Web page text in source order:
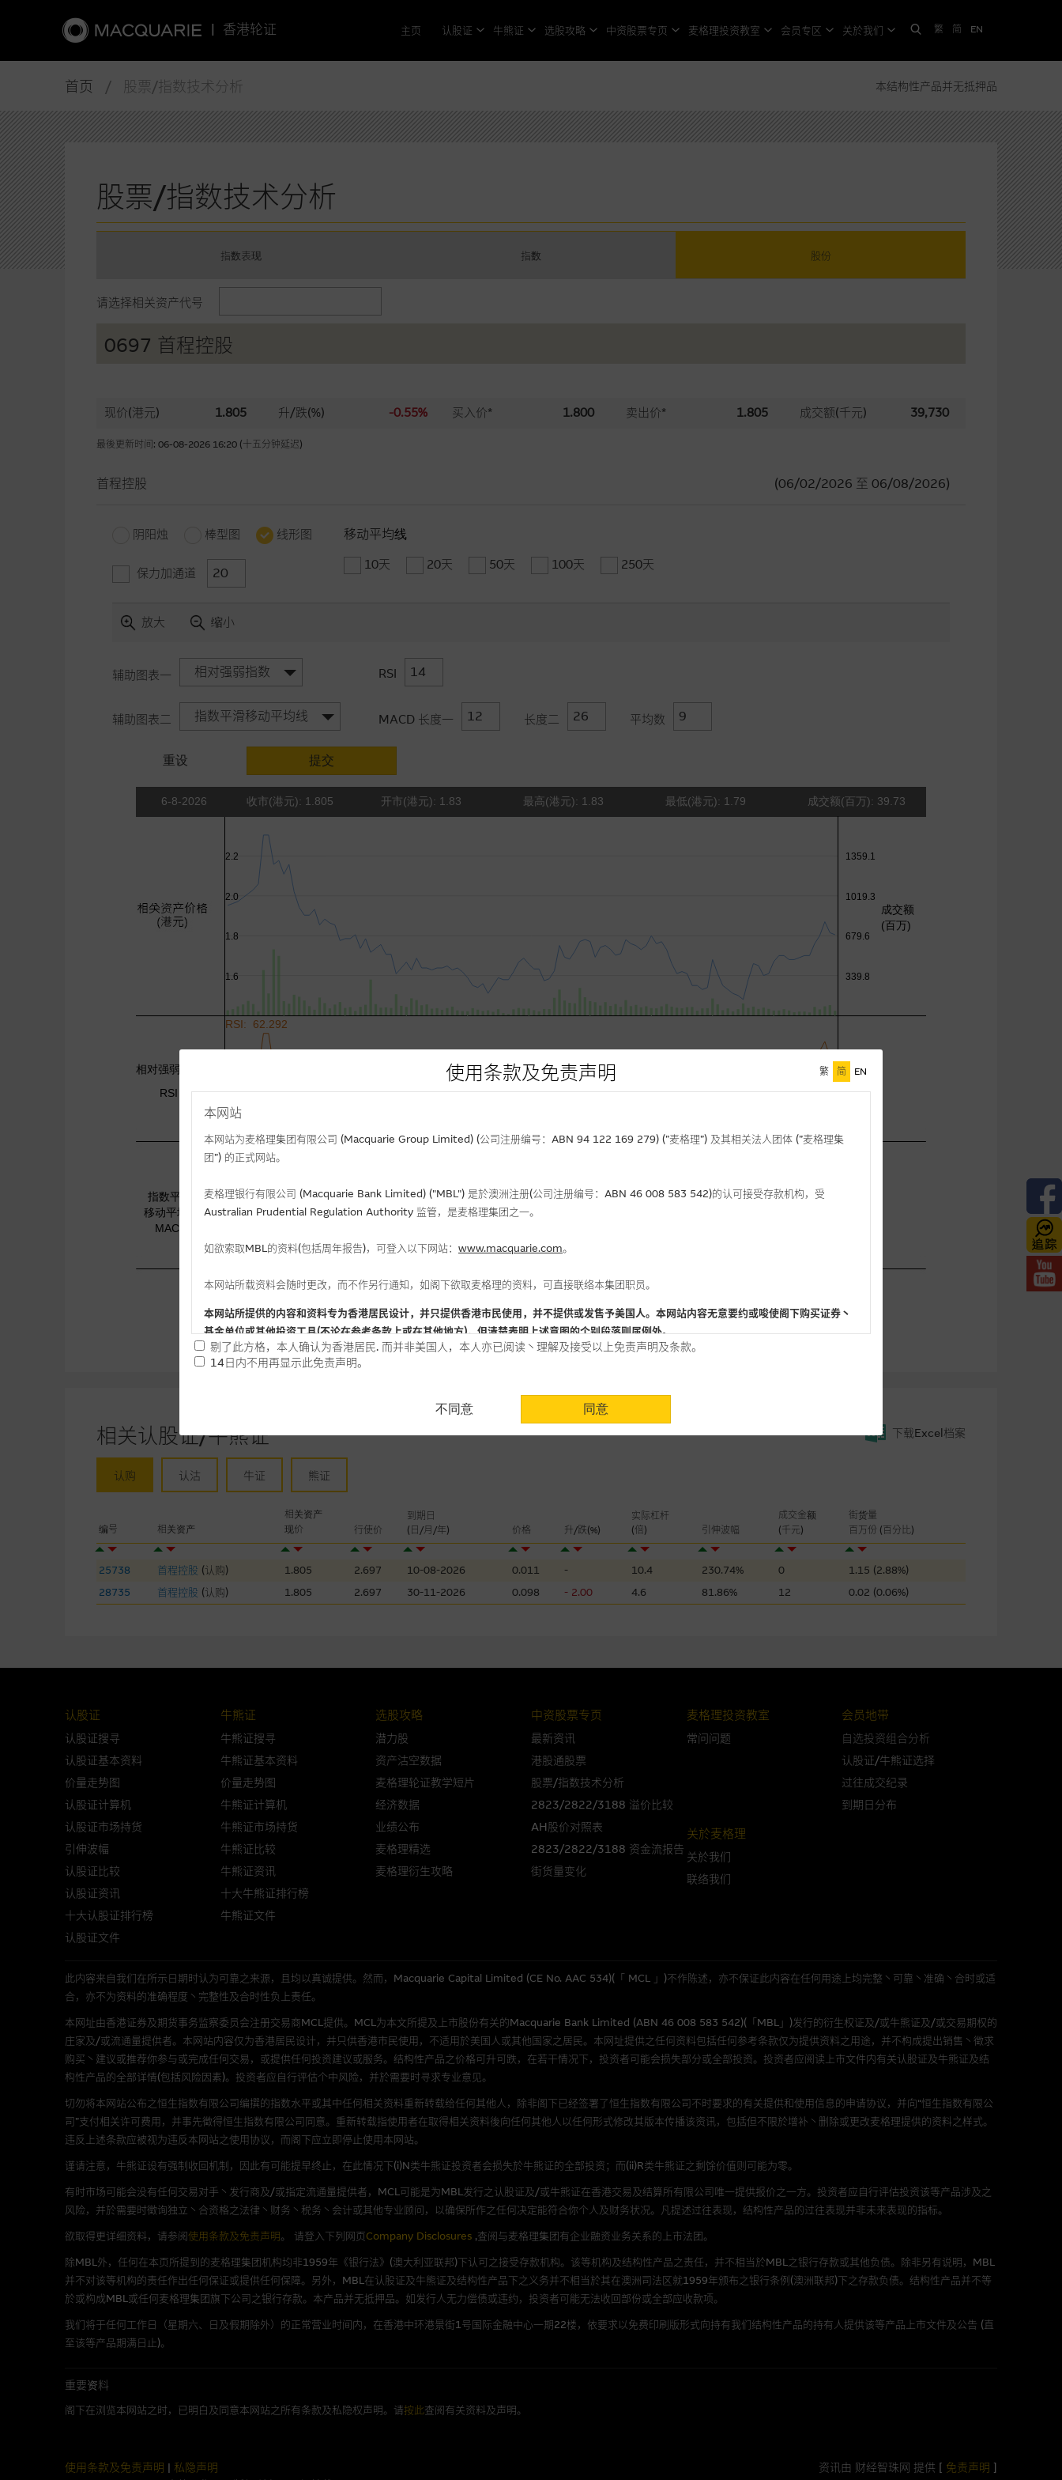
| 香港轮证 主页 认股证 牛熊证 选股攻略 中资股票专页 麦格理投资教室 会员专区 关於我们 繁 简 EN
首页 / 股票/指数技术分析 本结构性产品并无抵押品
股票/指数技术分析
指数表现 指数 股份
请选择相关资产代号
0697 首程控股
现价(港元) 1.805 升/跌(%) -0.55% 买入价* 1.800 卖出价* 1.805 成交额(千元) 39,730
最後更新时间: 06-08-2026 16:20 (十五分钟延迟)
首程控股 (06/02/2026 至 06/08/2026)
阴阳烛 棒型图 线形图
保力加通道
移动平均线
10天 20天 50天 100天 250天
放大 缩小
辅助图表一 相对强弱指数 RSI
辅助图表二 指数平滑移动平均线 MACD 长度一 长度二 平均数
重设 提交
相关认股证/牛熊证 下载Excel档案
认购 认沽 牛证 熊证
编号 相关资产
相关资产
现价
行使价
到期日
(日/月/年)
价格 升/跌(%)
实际杠杆
(倍)
引伸波幅
成交金额
(千元)
街货量
百万份 (百分比)
25738 首程控股 (认购) 1.805 2.697 10-08-2026 0.011 - 10.4 230.74% 0
1.15 (2.88%)
28735
首程控股 (认购) 1.805 2.697 30-11-2026 0.098 - 2.00 4.6 81.86% 12 0.02 (0.06%)
使用条款及免责声明 繁 简 EN
本网站
本网站为麦格理集团有限公司 (Macquarie Group Limited) (公司注册编号：ABN 94 122 169 279) (”麦格理”) 及其相关法人团体 (”麦格理集
团”) 的正式网站。
麦格理银行有限公司 (Macquarie Bank Limited) ("MBL") 是於澳洲注册(公司注册编号：ABN 46 008 583 542)的认可接受存款机构，受
Australian Prudential Regulation Authority 监管，是麦格理集团之一。
如欲索取MBL的资料(包括周年报告)，可登入以下网站： www.macquarie.com。
本网站所载资料会随时更改，而不作另行通知，如阁下欲取麦格理的资料，可直接联络本集团职员。
本网站所提供的内容和资料专为香港居民设计，并只提供香港市民使用，并不提供或发售予美国人。本网站内容无意要约或唆使阁下购买证券丶
基金单位或其他投资工具(不论在参考条款上或在其他地方)，但清楚表明上述意图的个别段落则属例外。
网站内容来自我们在所示日期时认为可靠之来源，且均以真诚提供。惟麦格理集团并无核实所有网站内容，故就阁下的目的而言，网站内容可能
未必完整或准确。麦格理集团不会，亦没有义务更新网站内容，或修正任何其後变为明显失实之地方。网站内容所载的意见丶预测及其他资料可
予更改或删除，而毋须作出通知。
任何指示价格报价丶公开资料或分析是基於我们相信的假设及参数而预备的，不构成我们提出的意见。所用假设及参数并非唯一可以合理选择到
绩并不保证将来表现。网站内容来自我们在所示日期时认为可靠之来源，且均以真诚提供，然而，麦格理集团不作陈述，亦不保证网站内容在任
何用途上均完整丶可靠丶准确丶合时或适合，亦不为资料的准确程度丶完整性及合时性负上责任，除非这是有关适用的的法律及/或法规所规定。
网站内容不构成要约及徵求要约，或作为任何合约的根据，以购买或销售任何证券丶贷款或其他工具。网站内容由麦格理集团所准备的资料编制
而成，但不包括麦格理集团职员所知的资料。产品的过去业绩并不保证或预测将来表现。
与结构性产品有关的风险
结构性产品并无抵押品，如发行人无力偿债或违约，投资者可能无法收回部份或全部应收款项。结构性产品价格可升可跌。过往表现并不反映未
来表现。产品的第二市场可能有限而麦格理资本股份有限公司可能是唯一报价方。阁下应阅读载于www.warrants.com.hk
之上市文件以了解结构
损失全部投资；而(ii)R类牛熊证之剩馀价值则可能为零。
网站连结
本网站或载有连接非由麦格理集团管理的网站的连结。此等连结纯为方便阁下取得更多关於市场上相关产品及机构的资讯。麦格理集团对此等网
本网站虽连接第三者管理的网站，但麦格理集团并非授权网站浏览者复制此等网站的任何内容，因该等内容可能属他人的知识产权。
经由本网站接触到的软件应用
部分可经本网站连结下载的软件程式属於第三者的产品。阁下使用此等属於第三者的软件，须自负全责。此等软件的使用，可能受软件持有人订
出的使用条款约束。
在法律容许的所有范围内，麦格理集团概不承担经由本网站使用或下载任何软件(不论是否属於第三者)而引起的责任。麦格理集团并且对此等软件
不作任何声明，也不提供任何保证，特别是在法律容许的所有范围内，概不负责经由本网站使用或下载任何软件(不论是否属於第三者)而出现电脑
基本上市文件及补充上市文件
就有关MBL每次发行之认股证及/或牛熊证而言，认股证及/或牛熊证之条款及条件以及发行商的财务与其他资料已载列於基本上市文件及相关之
版权及商标
麦格理集团为本网站内容的版权持有人或获准使用者。除非浏览内容所需或为法律容许，阁下在获得麦格理集团的书面同意前，不可复制丶改编
麦格理资本股份有限公司 (Macquarie Capital Limited) (CE No. AAC534) (“MCL”)为本网站提及上市股份有关的MBL发行的认股证及/或牛熊证
剔了此方格，本人确认为香港居民. 而并非美国人，本人亦已阅读丶理解及接受以上免责声明及条款。
14日内不用再显示此免责声明。
不同意 同意
认股证
认股证搜寻
认股证基本资料
价量走势图
认股证计算机
认股证市场持货
引伸波幅
认股证比较
认股证资讯
十大认股证排行榜
认股证文件
牛熊证
牛熊证搜寻
牛熊证基本资料
价量走势图
牛熊证计算机
牛熊证市场持货
牛熊证比较
牛熊证资讯
十大牛熊证排行榜
牛熊证文件
选股攻略
潜力股
资产沽空数据
麦格理轮证教学短片
经济数据
业绩公布
麦格理精选
麦格理衍生攻略
中资股票专页
最新资讯
港股通股票
股票/指数技术分析
2823/2822/3188 溢价比较
AH股价对照表
2823/2822/3188 资金流报告
街货量变化
麦格理投资教室
常问问题
会员地带
自选投资组合分析
认股证/牛熊证选择
过往成交纪录
到期日分布
关於麦格理
关於我们
联络我们
此内容来自我们在所示日期时认为可靠之来源，且均以真诚提供。然而，Macquarie Capital Limited (CE No. AAC 534)(「 MCL 」)不作陈述，亦不保证此内容在任何用途上均完整丶可靠丶准确丶合时或适
合，亦不为资料的准确程度丶完整性及合时性负上责任。
本网址由香港证券及期货事务监察委员会注册交易商MCL提供。MCL为本文所提及上市股份有关的Macquarie Bank Limited (ABN 46 008 583 542)(「MBL」)发行的衍生权证及/或牛熊证及/或交易期权的
庄家及/或流通量提供者。本网站内容仅为香港居民设计，并只供香港市民使用，不适用於美国人或其他国家之居民。本网址提供之任何资料包括任何参考条款仅为提供资料之用途，并不构成提出销售丶徵求
购买丶建议或推荐你参与或完成任何交易，或提供任何投资建议或服务。结构性产品之价格可升可跌，在若干情况下，投资者可能会损失部分或全部投资。投资者应阅读上市文件内有关认股证及牛熊证及结
构性产品的全部详情(包括风险因素)。投资者应自行评估个中风险，并於需要时寻求专业意见。
切勿将本网站公布之恒生指数有限公司编撰的指数水平或其中任何相关资料重新转载给任何其他人，除非阁下已经签署了恒生指数有限公司不时要求的有关提供和使用信息的申请协议，并向“恒生指数有限公
司”支付相关许可费用，并事先徵得恒生指数有限公司同意。重新转载指使用者在取得相关资料後向任何其他人以任何形式修改其版本传播该资讯，包括但不限於增补丶删除或更改麦格理提供的资料之样式。
违反上述条款应被视为违反本网站之使用协议，而阁下应立即停止使用本网站。
谨请注意，牛熊证设有强制收回机制，因此有可能提早终止，在此情况下(i)N类牛熊证投资者会损失於牛熊证的全部投资；而(ii)R类牛熊证之剩馀价值则可能为零。
有时市场可能会没有任何交易对手丶发行商及/或指定流通量提供者，MCL可能是为MBL发行之认股证及/或牛熊证在香港交易及结算所有限公司唯一提供报价之一方。投资者应自行评估投资该等产品涉及之
风险，并於需要时徵询独立丶合资格之法律丶财务丶税务丶会计或其他专业顾问，以确保所作之任何决定能符合你个人及财务状况。凡提述过往表现，结构性产品的过往表现并非未来表现的指标。
欲取得更详细资料，请参阅使用条款及免责声明。 请登入下列网页Company Disclosures ,查阅与麦格理集团有企业融资业务关系的上市法团。
除MBL外，任何在本页所提到的麦格理集团机构均非1959年《银行法》(澳大利亚联邦)下认可之接受存款机构。该等机构及结构性产品之责任，并不相当於MBL之银行存款或其他负债。除非另有说明，MBL
并不对该等机构的责任作出任何保证或提供任何保障。另外，MBL在认股证及牛熊证及结构性产品下之义务并不相当於其在澳洲司法区就1959年颁布之银行条例(澳洲联邦)下之存款负债。结构性产品并不等
於或构成MBL或任何麦格理集团旗下公司之银行存款。本产品并无抵押品。如发行人无力偿债或违约，投资者可能无法收回部份或全部应收款项。
我们将于任何工作日（星期六、日及假期除外）的正常营业时间内，在香港中环港景街1号国际金融中心一期22楼，依要求以免费印刷版形式向持有我们结构性产品的持有人提供该等产品上市文件及公告 (直
至该等产品期满日止)。
重要资料
阁下在浏览本网站之时，已明白及同意本网站之所有条款及私隐权声明。请按此查阅有关资料及声明。
资讯由 财经智珠网 提供 [ 免责声明 ]
使用条款及免责声明 | 私隐声明